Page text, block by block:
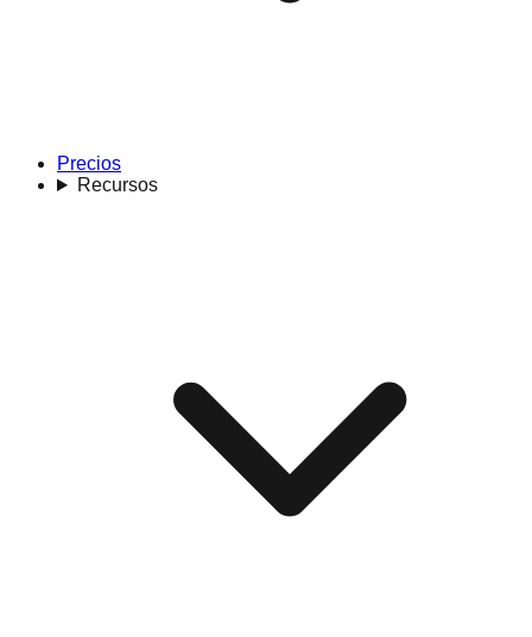
Precios
Recursos